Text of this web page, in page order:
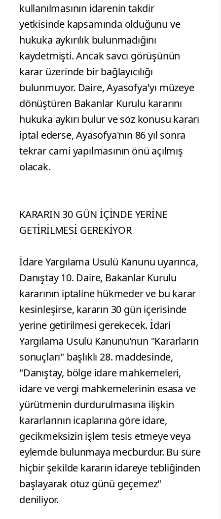
kullanılmasının idarenin takdir
yetkisinde kapsamında olduğunu ve
hukuka aykırılık bulunmadığını
kaydetmişti. Ancak savcı görüşünün
karar üzerinde bir bağlayıcılığı
bulunmuyor. Daire, Ayasofya'yı müzeye
dönüştüren Bakanlar Kurulu kararını
hukuka aykırı bulur ve söz konusu kararı
iptal ederse, Ayasofya'nın 86 yıl sonra
tekrar cami yapılmasının önü açılmış
olacak.
KARARIN 30 GÜN İÇİNDE YERİNE
GETİRİLMESİ GEREKİYOR
İdare Yargılama Usulü Kanunu uyarınca,
Danıştay 10. Daire, Bakanlar Kurulu
kararının iptaline hükmeder ve bu karar
kesinleşirse, kararın 30 gün içerisinde
yerine getirilmesi gerekecek. İdari
Yargılama Usulü Kanunu'nun "Kararların
sonuçları" başlıklı 28. maddesinde,
"Danıştay, bölge idare mahkemeleri,
idare ve vergi mahkemelerinin esasa ve
yürütmenin durdurulmasına ilişkin
kararlarının icaplarına göre idare,
gecikmeksizin işlem tesis etmeye veya
eylemde bulunmaya mecburdur. Bu süre
hiçbir şekilde kararın idareye tebliğinden
başlayarak otuz günü geçemez"
deniliyor.